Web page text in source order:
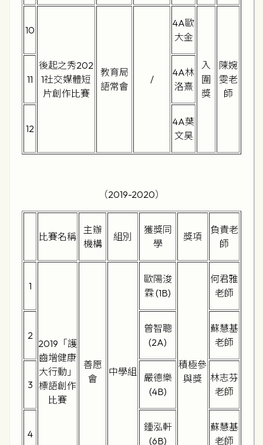
10
後起之秀202
1社交媒體短
片創作比賽
教育局
語常會
/
4A歐
大金
入
圍
獎
陳婉
雯老
師
11
4A林
洛熹
12
4A葉
文昊
（2019-2020）
比賽名稱
主辦
機構
組別
獲獎同
學
獎項
負責老
師
1
2019「護
齒增健康
大行動」
標語創作
比賽
善愿
會
中學組
歐陽浚
霖 (1B)
積極參
與獎
何君雅
老師
2
曾智聰
(2A)
蘇慧基
老師
3
嚴德樂
(4B)
林志芬
老師
4
鍾泓軒
(6B)
蘇慧基
老師